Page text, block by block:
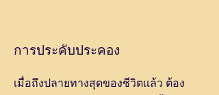
การประคับประคอง
เมื่อถึงปลายทางสุดของชีวิตแล้ว ต้อง